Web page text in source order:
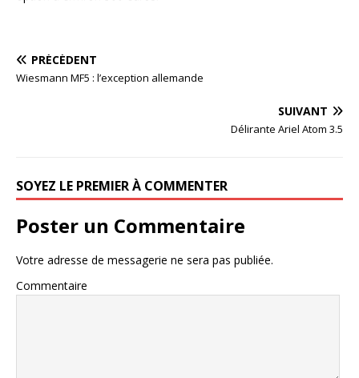
PRÉCÉDENT
Wiesmann MF5 : l’exception allemande
SUIVANT
Délirante Ariel Atom 3.5
SOYEZ LE PREMIER À COMMENTER
Poster un Commentaire
Votre adresse de messagerie ne sera pas publiée.
Commentaire